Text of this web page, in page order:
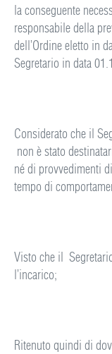
la conseguente
responsabile della
dell’Ordine eletto in
Segretario in data
Considerato che il
non è stato
né di provvedimenti
tempo di
Visto che il
l’incarico;
Ritenuto quindi di